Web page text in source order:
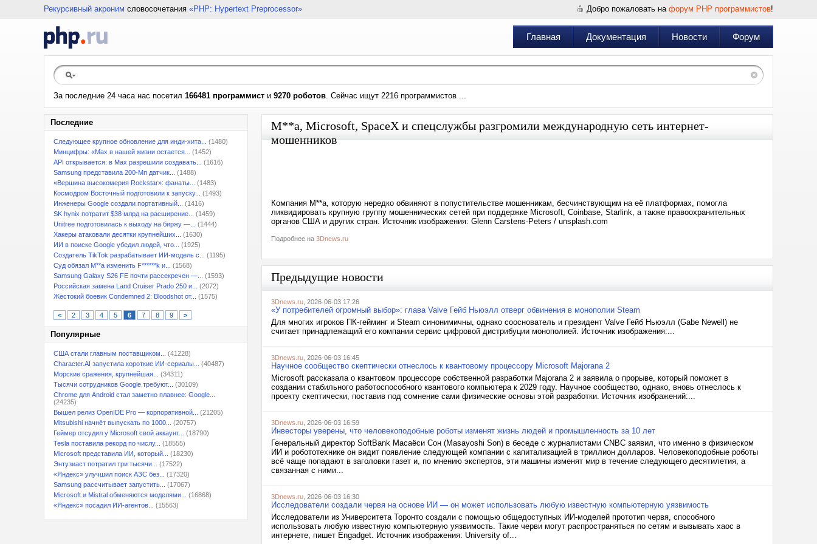
Рекурсивный акроним словосочетания «PHP: Hypertext Preprocessor» Добро пожаловать на форум PHP программистов!
Главная Документация Новости Форум
За последние 24 часа нас посетил 166481 программист и 9270 роботов. Сейчас ищут 2216 программистов ...
Последние
Следующее крупное обновление для инди-хита...
(1480)
Минцифры: «Max в нашей жизни остается...
(1452)
API открывается: в Max разрешили создавать...
(1616)
Samsung представила 200-Мп датчик...
(1488)
«Вершина высокомерия Rockstar»: фанаты...
(1483)
Космодром Восточный подготовили к запуску...
(1493)
Инженеры Google создали портативный...
(1416)
SK hynix потратит $38 млрд на расширение...
(1459)
Unitree подготовилась к выходу на биржу —...
(1444)
Хакеры атаковали десятки крупнейших...
(1630)
ИИ в поиске Google убедил людей, что...
(1925)
Создатель TikTok разрабатывает ИИ-модель с...
(1195)
Суд обязал M**a изменить F******k и...
(1568)
Samsung Galaxy S26 FE почти рассекречен —...
(1593)
Российская замена Land Cruiser Prado 250 и...
(2072)
Жестокий боевик Condemned 2: Bloodshot от...
(1575)
< 2 3 4 5 6 7 8 9 >
Популярные
США стали главным поставщиком...
(41228)
Character.AI запустила короткие ИИ-сериалы...
(40487)
Морские сражения, крупнейшая...
(34311)
Тысячи сотрудников Google требуют...
(30109)
Chrome для Android стал заметно плавнее: Google...
(24235)
Вышел релиз OpenIDE Pro — корпоративной...
(21205)
Mitsubishi начнёт выпускать по 1000...
(20757)
Геймер отсудил у Microsoft свой аккаунт...
(18790)
Tesla поставила рекорд по числу...
(18555)
Microsoft представила ИИ, который...
(18230)
Энтузиаст потратил три тысячи...
(17522)
«Яндекс» улучшил поиск АЗС без...
(17320)
Samsung рассчитывает запустить...
(17067)
Microsoft и Mistral обменяются моделями...
(16868)
«Яндекс» посадил ИИ-агентов...
(15563)
M**a, Microsoft, SpaceX и спецслужбы разгромили международную сеть интернет-
мошенников
Компания M**a, которую нередко обвиняют в попустительстве мошенникам, бесчинствующим на её платформах, помогла
ликвидировать крупную группу мошеннических сетей при поддержке Microsoft, Coinbase, Starlink, а также правоохранительных
органов США и других стран. Источник изображения: Glenn Carstens-Peters / unsplash.com
Подробнее на 3Dnews.ru
Предыдущие новости
3Dnews.ru , 2026-06-03 17:26
«У потребителей огромный выбор»: глава Valve Гейб Ньюэлл отверг обвинения в монополии Steam
Для многих игроков ПК-гейминг и Steam синонимичны, однако сооснователь и президент Valve Гейб Ньюэлл (Gabe Newell) не
считает принадлежащий его компании сервис цифровой дистрибуции монополией. Источник изображения:...
3Dnews.ru , 2026-06-03 16:45
Научное сообщество скептически отнеслось к квантовому процессору Microsoft Majorana 2
Microsoft рассказала о квантовом процессоре собственной разработки Majorana 2 и заявила о прорыве, который поможет в
создании стабильного работоспособного квантового компьютера к 2029 году. Научное сообщество, однако, вновь отнеслось к
проекту скептически, поставив под сомнение сами физические основы этой разработки. Источник изображений:...
3Dnews.ru , 2026-06-03 16:59
Инвесторы уверены, что человекоподобные роботы изменят жизнь людей и промышленность за 10 лет
Генеральный директор SoftBank Масаёси Сон (Masayoshi Son) в беседе с журналистами CNBC заявил, что именно в физическом
ИИ и робототехнике он видит появление следующей компании с капитализацией в триллион долларов. Человекоподобные роботы
всё чаще попадают в заголовки газет и, по мнению экспертов, эти машины изменят мир в течение следующего десятилетия, а
связанная с ними...
3Dnews.ru , 2026-06-03 16:30
Исследователи создали червя на основе ИИ — он может использовать любую известную компьютерную уязвимость
Исследователи из Университета Торонто создали с помощью общедоступных ИИ-моделей прототип червя, способного
использовать любую известную компьютерную уязвимость. Такие черви могут распространяться по сетям и вызывать хаос в
интернете, пишет Engadget. Источник изображения: University of...